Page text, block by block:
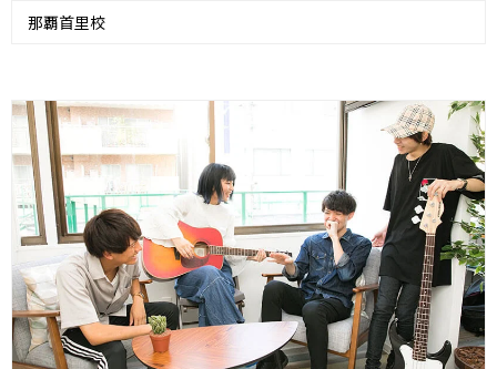
那覇首里校